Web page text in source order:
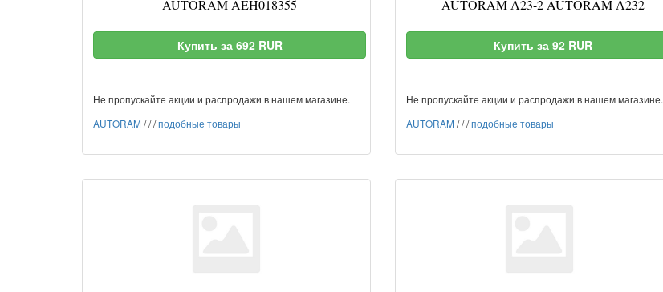
AUTORAM AEH018355
Купить за 692 RUR
Не пропускайте акции и распродажи в нашем магазине.
AUTORAM ///подобные товары
AUTORAM А23-2 AUTORAM А232
Купить за 92 RUR
Не пропускайте акции и распродажи в нашем магазине.
AUTORAM ///подобные товары